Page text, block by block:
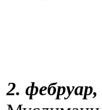
2. фебруар,